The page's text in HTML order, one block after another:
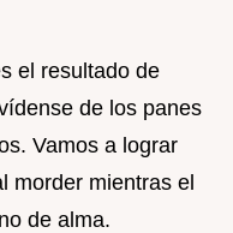
el resultado de
de los panes
Vamos a lograr
morder mientras el
de alma.